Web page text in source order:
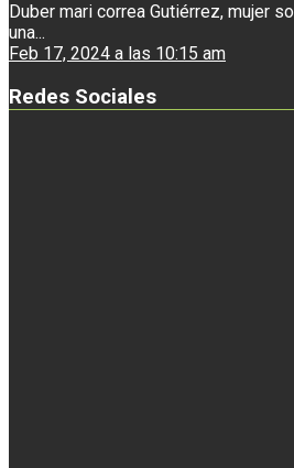
Duber mari correa Gutiérrez, mujer
una...
Feb 17, 2024 a las 10:15 am
Redes Sociales